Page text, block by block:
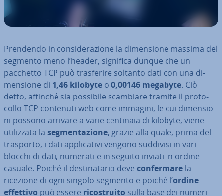
Prendendo in con­si­de­ra­zio­ne la di­men­sio­ne massima del
segmento meno l’header, significa dunque che un
pacchetto TCP può tra­sfe­ri­re soltanto dati con una di­
men­sio­ne di 1,46 kilobyte o 0,00146 megabyte. Ciò
detto, affinché sia possibile scambiare tramite il pro­to­
col­lo TCP contenuti web come immagini, le cui di­men­sio­
ni possono arrivare a varie centinaia di kilobyte, viene
uti­liz­za­ta la seg­men­ta­zio­ne, grazie alla quale, prima del
trasporto, i dati ap­pli­ca­ti­vi vengono suddivisi in vari
blocchi di dati, numerati e in seguito inviati in ordine
casuale. Poiché il de­sti­na­ta­rio deve con­fer­ma­re la
ricezione di ogni singolo segmento e poiché l’ordine
effettivo può essere ri­co­strui­to sulla base dei numeri